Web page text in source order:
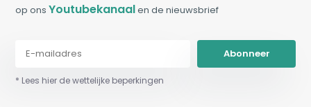
op onsYoutubekanaalen de nieuwsbrief
Abonneer
* Lees hier de wettelijke beperkingen